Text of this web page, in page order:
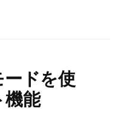
ードを使
機能